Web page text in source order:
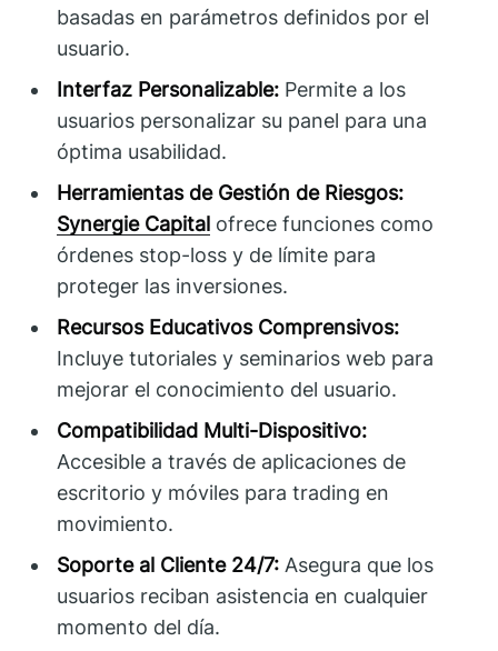
basadas en parámetros definidos por el
usuario.
Interfaz Personalizable: Permite a los
usuarios personalizar su panel para una
óptima usabilidad.
Herramientas de Gestión de Riesgos:
Synergie Capital ofrece funciones como
órdenes stop-loss y de límite para
proteger las inversiones.
Recursos Educativos Comprensivos:
Incluye tutoriales y seminarios web para
mejorar el conocimiento del usuario.
Compatibilidad Multi-Dispositivo:
Accesible a través de aplicaciones de
escritorio y móviles para trading en
movimiento.
Soporte al Cliente 24/7: Asegura que los
usuarios reciban asistencia en cualquier
momento del día.